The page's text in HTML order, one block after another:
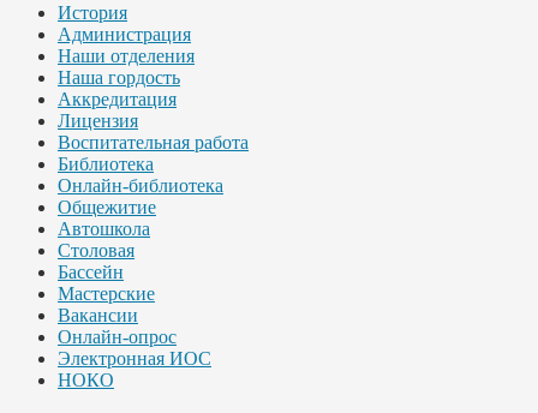
История
Администрация
Наши отделения
Наша гордость
Аккредитация
Лицензия
Воспитательная работа
Библиотека
Онлайн-библиотека
Общежитие
Автошкола
Столовая
Бассейн
Мастерские
Вакансии
Онлайн-опрос
Электронная ИОС
НОКО